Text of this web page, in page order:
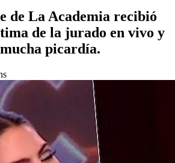
de La Academia recibió
de la jurado en vivo y
picardía.